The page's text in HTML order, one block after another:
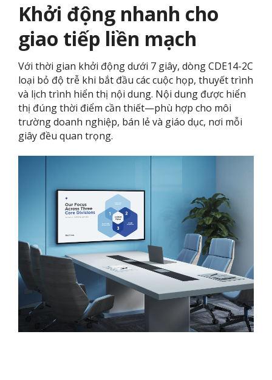
Khởi động nhanh cho
giao tiếp liền mạch
Với thời gian khởi động dưới 7 giây, dòng CDE14-2C
loại bỏ độ trễ khi bắt đầu các cuộc họp, thuyết trình
và lịch trình hiển thị nội dung. Nội dung được hiển
thị đúng thời điểm cần thiết—phù hợp cho môi
trường doanh nghiệp, bán lẻ và giáo dục, nơi mỗi
giây đều quan trọng.